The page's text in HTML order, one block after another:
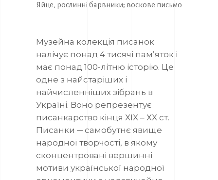
Яйце, рослинні барвники; воскове письмо
Музейна колекція писанок
налічує понад 4 тисячі пам’яток і
має понад 100-літню історію. Це
одне з найстаріших і
найчисленніших зібрань в
Україні. Воно репрезентує
писанкарство кінця ХІХ – ХХ ст.
Писанки ─ самобутнє явище
народної творчості, в якому
сконцентровані вершинні
мотиви української народної